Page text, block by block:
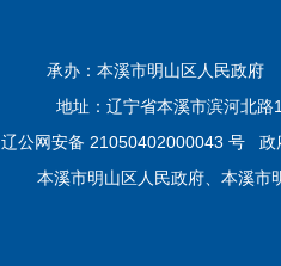
承办：本溪市明山区人民政
地址：辽宁省本溪市滨河北
辽公网安备 21050402000043 号 政
本溪市明山区人民政府、本溪市